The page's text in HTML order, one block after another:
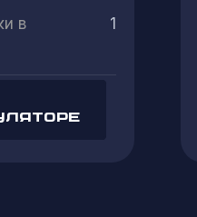
в
1